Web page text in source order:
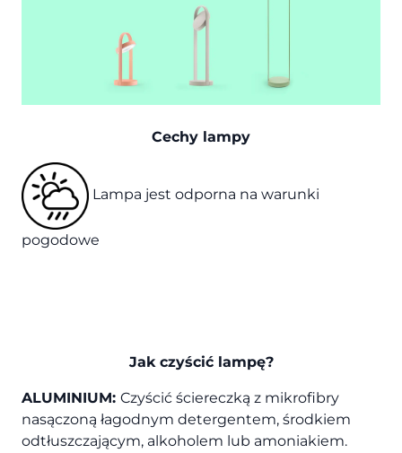
Cechy lampy
Lampa jest odporna na warunki
pogodowe
Jak czyścić lampę?
ALUMINIUM: Czyścić ściereczką z mikrofibry
nasączoną łagodnym detergentem, środkiem
odtłuszczającym, alkoholem lub amoniakiem.